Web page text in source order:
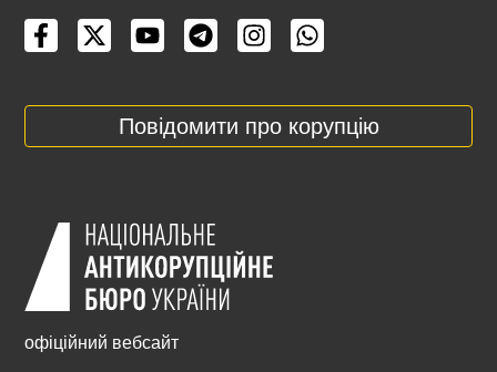
Повідомити про корупцію
офіційний вебсайт